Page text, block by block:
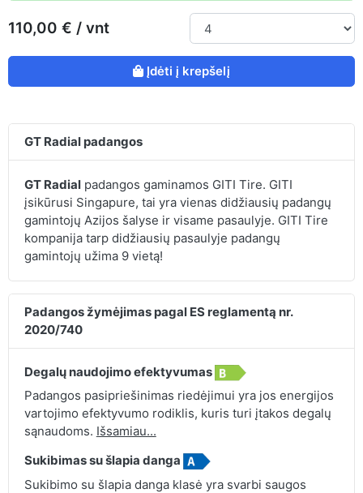
110,00 € / vnt
Įdėti į krepšelį
GT Radial padangos
GT Radialpadangos gaminamos GITI Tire. GITI
įsikūrusi Singapure, tai yra vienas didžiausių padangų
gamintojų Azijos šalyse ir visame pasaulyje. GITI Tire
kompanija tarp didžiausių pasaulyje padangų
gamintojų užima 9 vietą!
Padangos žymėjimas pagal ES reglamentą nr.
2020/740
Degalų naudojimo efektyvumas
Padangos pasipriešinimas riedėjimui yra jos energijos
vartojimo efektyvumo rodiklis, kuris turi įtakos degalų
sąnaudoms. Išsamiau...
Sukibimas su šlapia danga
Sukibimo su šlapia danga klasė yra svarbi saugos